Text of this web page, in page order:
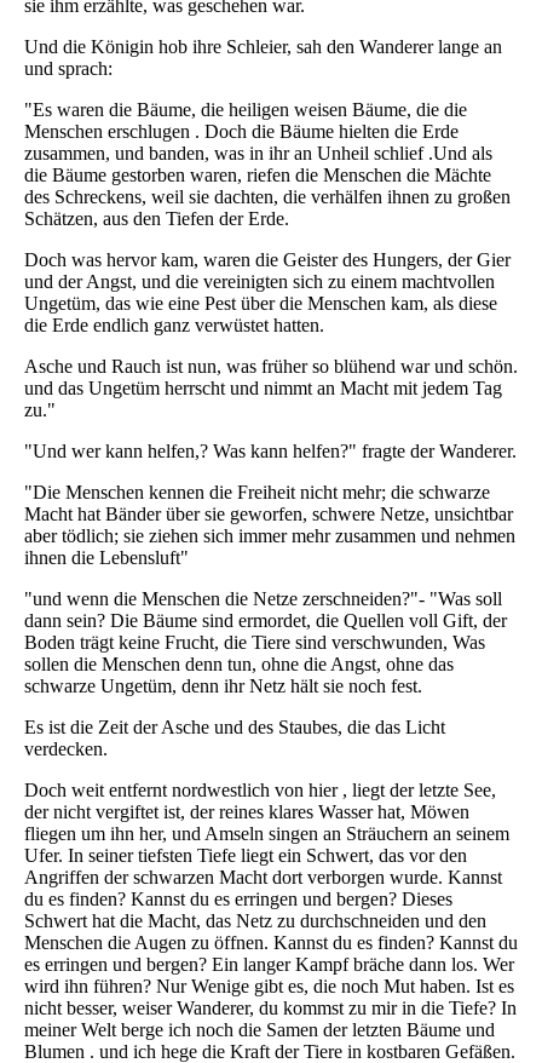
sie ihm erzählte, was geschehen war.
Und die Königin hob ihre Schleier, sah den Wanderer lange an
und sprach:
"Es waren die Bäume, die heiligen weisen Bäume, die die
Menschen erschlugen . Doch die Bäume hielten die Erde
zusammen, und banden, was in ihr an Unheil schlief .Und als
die Bäume gestorben waren, riefen die Menschen die Mächte
des Schreckens, weil sie dachten, die verhälfen ihnen zu großen
Schätzen, aus den Tiefen der Erde.
Doch was hervor kam, waren die Geister des Hungers, der Gier
und der Angst, und die vereinigten sich zu einem machtvollen
Ungetüm, das wie eine Pest über die Menschen kam, als diese
die Erde endlich ganz verwüstet hatten.
Asche und Rauch ist nun, was früher so blühend war und schön.
und das Ungetüm herrscht und nimmt an Macht mit jedem Tag
zu."
"Und wer kann helfen,? Was kann helfen?" fragte der Wanderer.
"Die Menschen kennen die Freiheit nicht mehr; die schwarze
Macht hat Bänder über sie geworfen, schwere Netze, unsichtbar
aber tödlich; sie ziehen sich immer mehr zusammen und nehmen
ihnen die Lebensluft"
"und wenn die Menschen die Netze zerschneiden?"- "Was soll
dann sein? Die Bäume sind ermordet, die Quellen voll Gift, der
Boden trägt keine Frucht, die Tiere sind verschwunden, Was
sollen die Menschen denn tun, ohne die Angst, ohne das
schwarze Ungetüm, denn ihr Netz hält sie noch fest.
Es ist die Zeit der Asche und des Staubes, die das Licht
verdecken.
Doch weit entfernt nordwestlich von hier , liegt der letzte See,
der nicht vergiftet ist, der reines klares Wasser hat, Möwen
fliegen um ihn her, und Amseln singen an Sträuchern an seinem
Ufer. In seiner tiefsten Tiefe liegt ein Schwert, das vor den
Angriffen der schwarzen Macht dort verborgen wurde. Kannst
du es finden? Kannst du es erringen und bergen? Dieses
Schwert hat die Macht, das Netz zu durchschneiden und den
Menschen die Augen zu öffnen. Kannst du es finden? Kannst du
es erringen und bergen? Ein langer Kampf bräche dann los. Wer
wird ihn führen? Nur Wenige gibt es, die noch Mut haben. Ist es
nicht besser, weiser Wanderer, du kommst zu mir in die Tiefe? In
meiner Welt berge ich noch die Samen der letzten Bäume und
Blumen . und ich hege die Kraft der Tiere in kostbaren Gefäßen.